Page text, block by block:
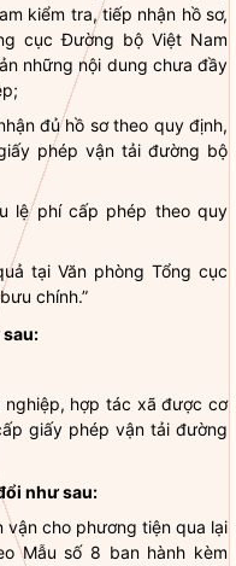
kiểm tra, tiếp nhận hồ sơ,
cục Đường bộ Việt Nam
những nội dung chưa đầy
đủ hồ sơ theo quy định,
phép vận tải đường bộ
lệ phí cấp phép theo quy
tại Văn phòng Tổng cục
chính.”
sau:
nghiệp, hợp tác xã được cơ
giấy phép vận tải đường
như sau:
vận cho phương tiện qua lại
Mẫu số 8 ban hành kèm